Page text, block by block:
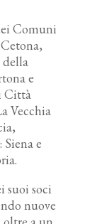
Comuni
della
e
Città
Vecchia
e
suoi soci
nuove